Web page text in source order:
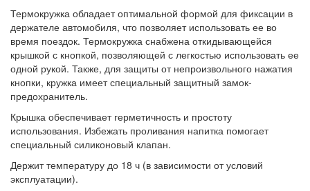
Термокружка обладает оптимальной формой для фиксации в
держателе автомобиля, что позволяет использовать ее во
время поездок. Термокружка снабжена откидывающейся
крышкой с кнопкой, позволяющей с легкостью использовать ее
одной рукой. Также, для защиты от непроизвольного нажатия
кнопки, кружка имеет специальный защитный замок-
предохранитель.
Крышка обеспечивает герметичность и простоту
использования. Избежать проливания напитка помогает
специальный силиконовый клапан.
Держит температуру до 18 ч (в зависимости от условий
эксплуатации).